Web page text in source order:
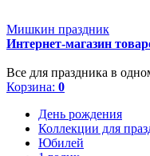
Мишкин праздник
Интернет-магазин
Все для праздника в
Корзина: 0
День рождения
Коллекции для
Юбилей